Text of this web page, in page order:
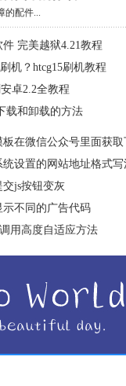
的配件...
完美越狱4.21教程
机？htcg15刷机教程
卓2.2全教程
载和卸载的方法
板在微信公众号里面获
统设置的网站地址格式写
交js按钮变灰
示不同的广告代码
用高度自适应方法